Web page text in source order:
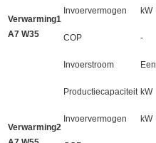
Verwarming1
A7 W35
Invoervermogen kW
COP -
Invoerstroom Een
Verwarming2
Productiecapaciteit kW
Invoervermogen kW